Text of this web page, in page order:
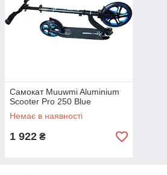
Самокат Muuwmi Aluminium
Scooter Pro 250 Blue
Немає в наявності
1 922 ₴